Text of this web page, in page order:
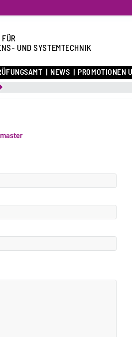
UND SYSTEMTECHNIK
NEWS PROMOTIONEN